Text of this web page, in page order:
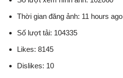
Thời gian đăng ảnh: 11 hours ago
Số lượt tải: 104335
Likes: 8145
Dislikes: 10